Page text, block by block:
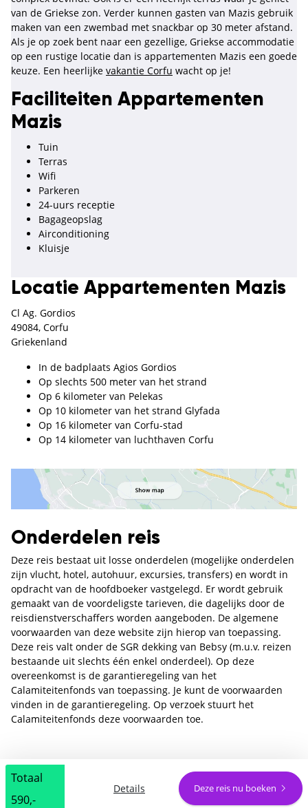
van de Griekse zon. Verder kunnen gasten van Mazis gebruik
maken van een zwembad met snackbar op 30 meter afstand.
Als je op zoek bent naar een gezellige, Griekse accommodatie
op een rustige locatie dan is appartementen Mazis een goede
keuze. Een heerlijke vakantie Corfu wacht op je!
Faciliteiten Appartementen
Mazis
Tuin
Terras
Wifi
Parkeren
24-uurs receptie
Bagageopslag
Airconditioning
Kluisje
Locatie Appartementen Mazis
Cl Ag. Gordios
49084, Corfu
Griekenland
In de badplaats Agios Gordios
Op slechts 500 meter van het strand
Op 6 kilometer van Pelekas
Op 10 kilometer van het strand Glyfada
Op 16 kilometer van Corfu-stad
Op 14 kilometer van luchthaven Corfu
Onderdelen reis
Deze reis bestaat uit losse onderdelen (mogelijke onderdelen
zijn vlucht, hotel, autohuur, excursies, transfers) en wordt in
opdracht van de hoofdboeker vastgelegd. Er wordt gebruik
gemaakt van de voordeligste tarieven, die dagelijks door de
reisdienstverschaffers worden aangeboden. De algemene
voorwaarden van deze website zijn hierop van toepassing.
Deze reis valt onder de SGR dekking van Bebsy (m.u.v. reizen
bestaande uit slechts één enkel onderdeel). Op deze
overeenkomst is de garantieregeling van het
Calamiteitenfonds van toepassing. Je kunt de voorwaarden
vinden in de garantieregeling. Op verzoek stuurt het
Calamiteitenfonds deze voorwaarden toe.
Totaal
590,-
Details Deze reis nu boeken